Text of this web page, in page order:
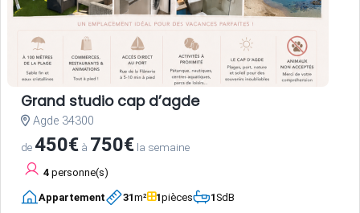
Grand studio cap d’agde
Agde 34300
de450€ à 750€ la semaine
4 personne(s)
Appartement 31m² 1pièces 1SdB